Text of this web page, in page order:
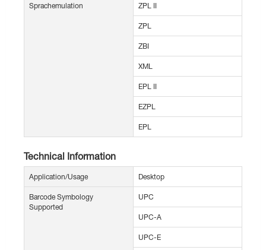
Sprachemulation ZPL II
ZPL
ZBI
XML
EPL II
EZPL
EPL
Technical Information
Application/Usage Desktop
Barcode Symbology
Supported
UPC
UPC-A
UPC-E